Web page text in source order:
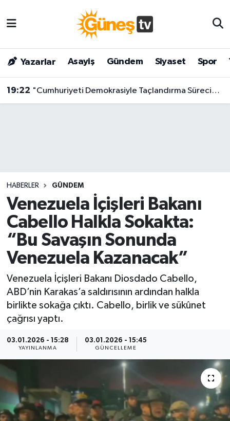
Yazarlar Asayiş Gündem Siyaset Spor
19:22 "Cumhuriyeti Demokrasiyle Taçlandırma Süreci": CHP'li İsimden Çarpıcı Çıkış!
HABERLER GÜNDEM
Venezuela İçişleri Bakanı
Cabello Halkla Sokakta:
“Bu Savaşın Sonunda
Venezuela Kazanacak”
Venezuela İçişleri Bakanı Diosdado Cabello,
ABD’nin Karakas’a saldırısının ardından halkla
birlikte sokağa çıktı. Cabello, birlik ve sükûnet
çağrısı yaptı.
03.01.2026 - 15:28
YAYINLANMA
03.01.2026 - 15:45
GÜNCELLEME
Bilim & Teknoloji
Dünya
Siyaset
Spor
Yaşam
Malatya Nöbetçi Eczaneler
Malatya Hava Durumu
Malatya Namaz Vakitleri
Son Dakika Haberleri
Haber Arşivi